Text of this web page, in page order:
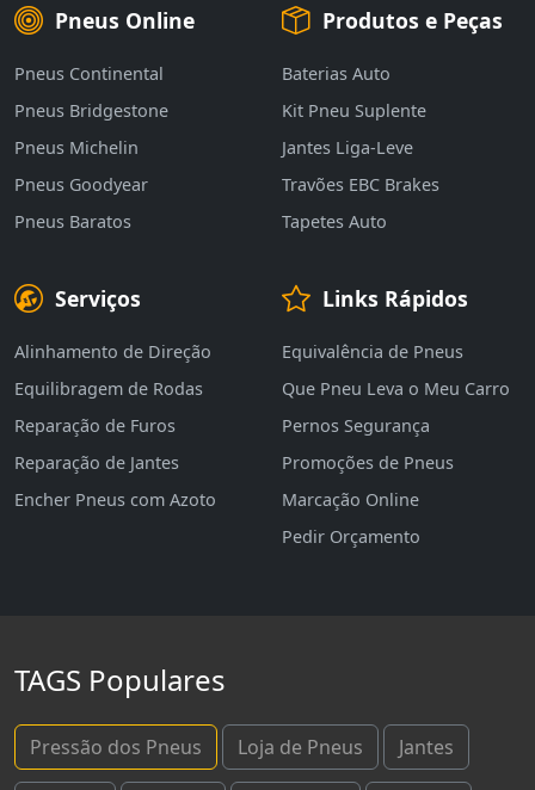
Pneus Online
Pneus Continental
Pneus Bridgestone
Pneus Michelin
Pneus Goodyear
Pneus Baratos
Produtos e Peças
Baterias Auto
Kit Pneu Suplente
Jantes Liga-Leve
Travões EBC Brakes
Tapetes Auto
Serviços
Alinhamento de Direção
Equilibragem de Rodas
Reparação de Furos
Reparação de Jantes
Encher Pneus com Azoto
Links Rápidos
Equivalência de Pneus
Que Pneu Leva o Meu Carro
Pernos Segurança
Promoções de Pneus
Marcação Online
Pedir Orçamento
TAGS Populares
Pressão dos Pneus Loja de Pneus Jantes